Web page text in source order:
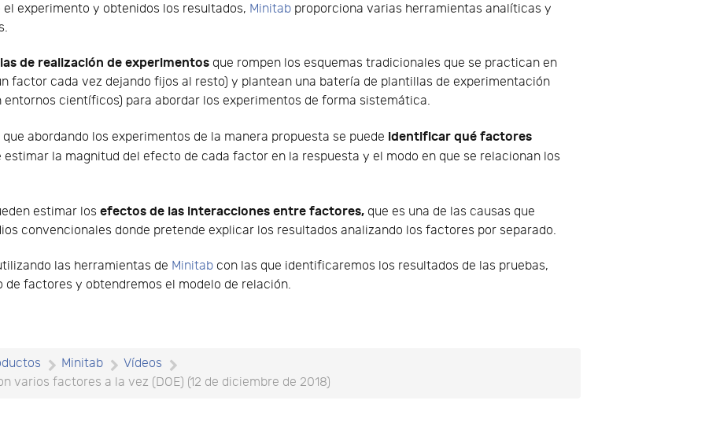
experimento y obtenidos los resultados, Minitab proporciona varias herramientas analíticas y
de realización de experimentos que rompen los esquemas tradicionales que se practican en
factor cada vez dejando fijos al resto) y plantean una batería de plantillas de experimentación
científicos) para abordar los experimentos de forma sistemática.
abordando los experimentos de la manera propuesta se puede identificar qué factores
estimar la magnitud del efecto de cada factor en la respuesta y el modo en que se relacionan los
estimar losefectos de las interacciones entre factores, que es una de las causas que
convencionales donde pretende explicar los resultados analizando los factores por separado.
las herramientas de Minitab con las que identificaremos los resultados de las pruebas,
factores y obtendremos el modelo de relación.
Minitab
Vídeos
varios factores a la vez (DOE) (12 de diciembre de 2018)